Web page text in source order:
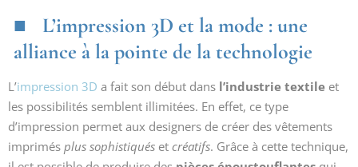
L’impression 3D et la mode : une
alliance à la pointe de la technologie
L’impression 3D a fait son début dans l’industrie textile et
les possibilités semblent illimitées. En effet, ce type
d’impression permet aux designers de créer des vêtements
imprimés plus sophistiqués et créatifs. Grâce à cette technique,